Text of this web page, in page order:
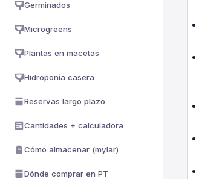
Germinados
Microgreens
Plantas en macetas
Hidroponía casera
Reservas largo plazo
Cantidades + calculadora
Cómo almacenar (mylar)
Dónde comprar en PT